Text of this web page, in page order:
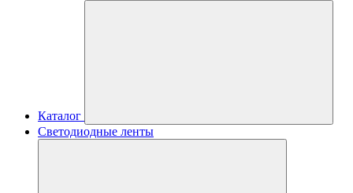
Каталог
Светодиодные ленты